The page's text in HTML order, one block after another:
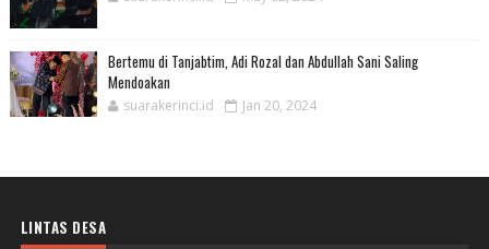
Bertemu di Tanjabtim, Adi Rozal dan Abdullah Sani Saling
Mendoakan
suarakerinci.id Jan 20, 2024
LINTAS DESA